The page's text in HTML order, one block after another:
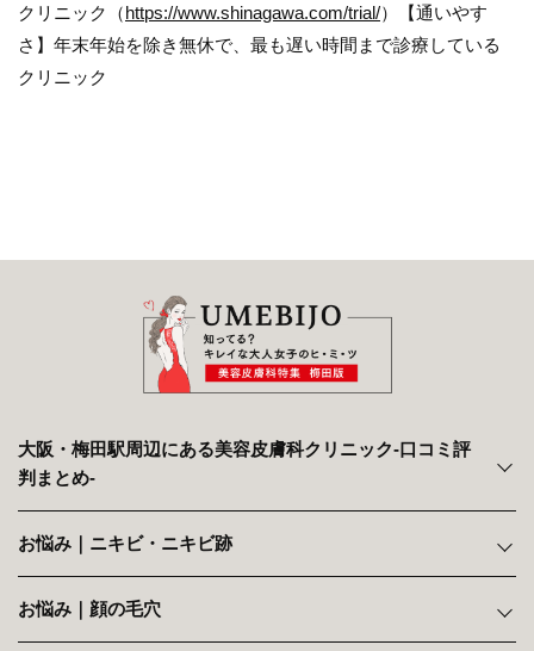
クリニック（https://www.shinagawa.com/trial/）【通いやす
さ】年末年始を除き無休で、最も遅い時間まで診療している
クリニック
大阪・梅田駅周辺にある美容皮膚科クリニック‐口コミ評
判まとめ‐
お悩み｜ニキビ・ニキビ跡
お悩み｜顔の毛穴